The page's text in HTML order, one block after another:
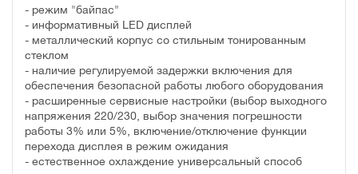
- режим "байпас"
- информативный LED дисплей
- металлический корпус со стильным тонированным
стеклом
- наличие регулируемой задержки включения для
обеспечения безопасной работы любого оборудования
- расширенные сервисные настройки (выбор выходного
напряжения 220/230, выбор значения погрешности
работы 3% или 5%, включение/отключение функции
перехода дисплея в режим ожидания
- естественное охлаждение универсальный способ